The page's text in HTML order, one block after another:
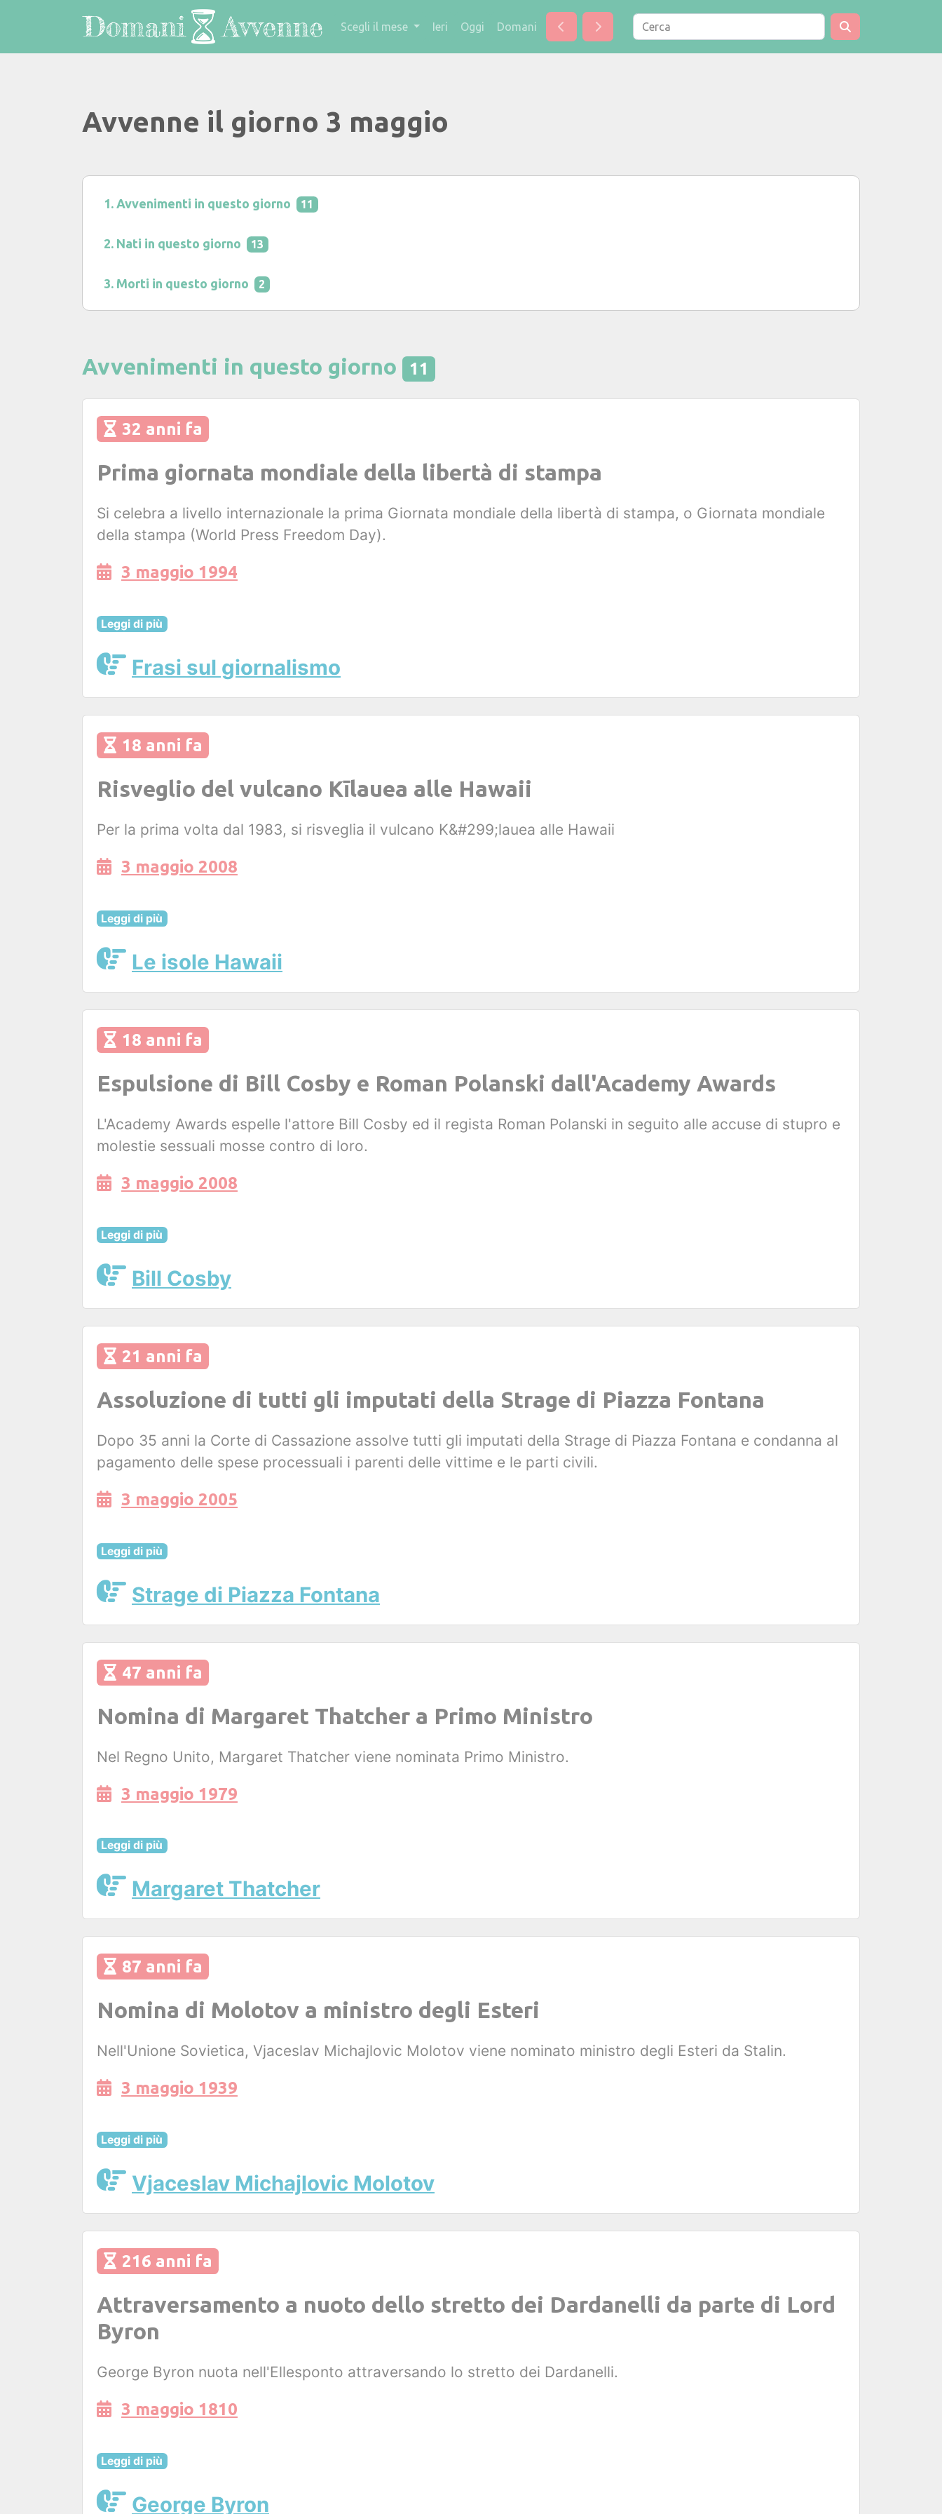
Scegli il mese Ieri Oggi Domani
Avvenne il giorno 3 maggio
Avvenimenti in questo giorno 11
Nati in questo giorno 13
Morti in questo giorno 2
Avvenimenti in questo giorno 11
32 anni fa
Prima giornata mondiale della libertà di stampa
Si celebra a livello internazionale la prima Giornata mondiale della libertà di stampa, o Giornata mondiale
della stampa (World Press Freedom Day).
3 maggio 1994
Leggi di più
Frasi sul giornalismo
18 anni fa
Risveglio del vulcano Kīlauea alle Hawaii
Per la prima volta dal 1983, si risveglia il vulcano K&#299;lauea alle Hawaii
3 maggio 2008
Leggi di più
Le isole Hawaii
18 anni fa
Espulsione di Bill Cosby e Roman Polanski dall'Academy Awards
L'Academy Awards espelle l'attore Bill Cosby ed il regista Roman Polanski in seguito alle accuse di stupro e
molestie sessuali mosse contro di loro.
3 maggio 2008
Leggi di più
Bill Cosby
21 anni fa
Assoluzione di tutti gli imputati della Strage di Piazza Fontana
Dopo 35 anni la Corte di Cassazione assolve tutti gli imputati della Strage di Piazza Fontana e condanna al
pagamento delle spese processuali i parenti delle vittime e le parti civili.
3 maggio 2005
Leggi di più
Strage di Piazza Fontana
47 anni fa
Nomina di Margaret Thatcher a Primo Ministro
Nel Regno Unito, Margaret Thatcher viene nominata Primo Ministro.
3 maggio 1979
Leggi di più
Margaret Thatcher
87 anni fa
Nomina di Molotov a ministro degli Esteri
Nell'Unione Sovietica, Vjaceslav Michajlovic Molotov viene nominato ministro degli Esteri da Stalin.
3 maggio 1939
Leggi di più
Vjaceslav Michajlovic Molotov
216 anni fa
Attraversamento a nuoto dello stretto dei Dardanelli da parte di Lord
Byron
George Byron nuota nell'Ellesponto attraversando lo stretto dei Dardanelli.
3 maggio 1810
Leggi di più
George Byron